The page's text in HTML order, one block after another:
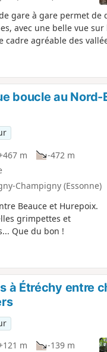
gare à gare permet de
avec une belle vue
cadre agréable des
la gare de départ
visiter cette petite ville
boucle au Nord-
m
-472 m
Champigny (Essonne)
Beauce et Hurepoix.
grimpettes et
Que du bon !
à Étréchy entre
m
-139 m